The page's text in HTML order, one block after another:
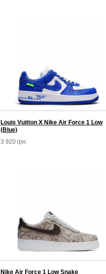
Louis Vuitton X Nike Air Force 1 Low
(Blue)
3 920грн.
Nike Аir Force 1 Low Snake